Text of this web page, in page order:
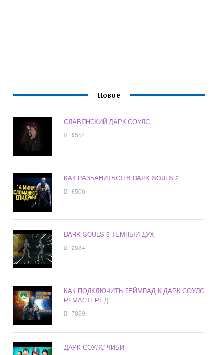
Новое
СЛАВЯНСКИЙ ДАРК СОУЛС
9554
КАК РАЗБАНИТЬСЯ В DARK SOULS 2
6506
DARK SOULS 3 ТЕМНЫЙ ДУХ
2884
КАК ПОДКЛЮЧИТЬ ГЕЙМПАД К ДАРК СОУЛС
РЕМАСТЕРЕД
7869
ДАРК СОУЛС ЧИБИ